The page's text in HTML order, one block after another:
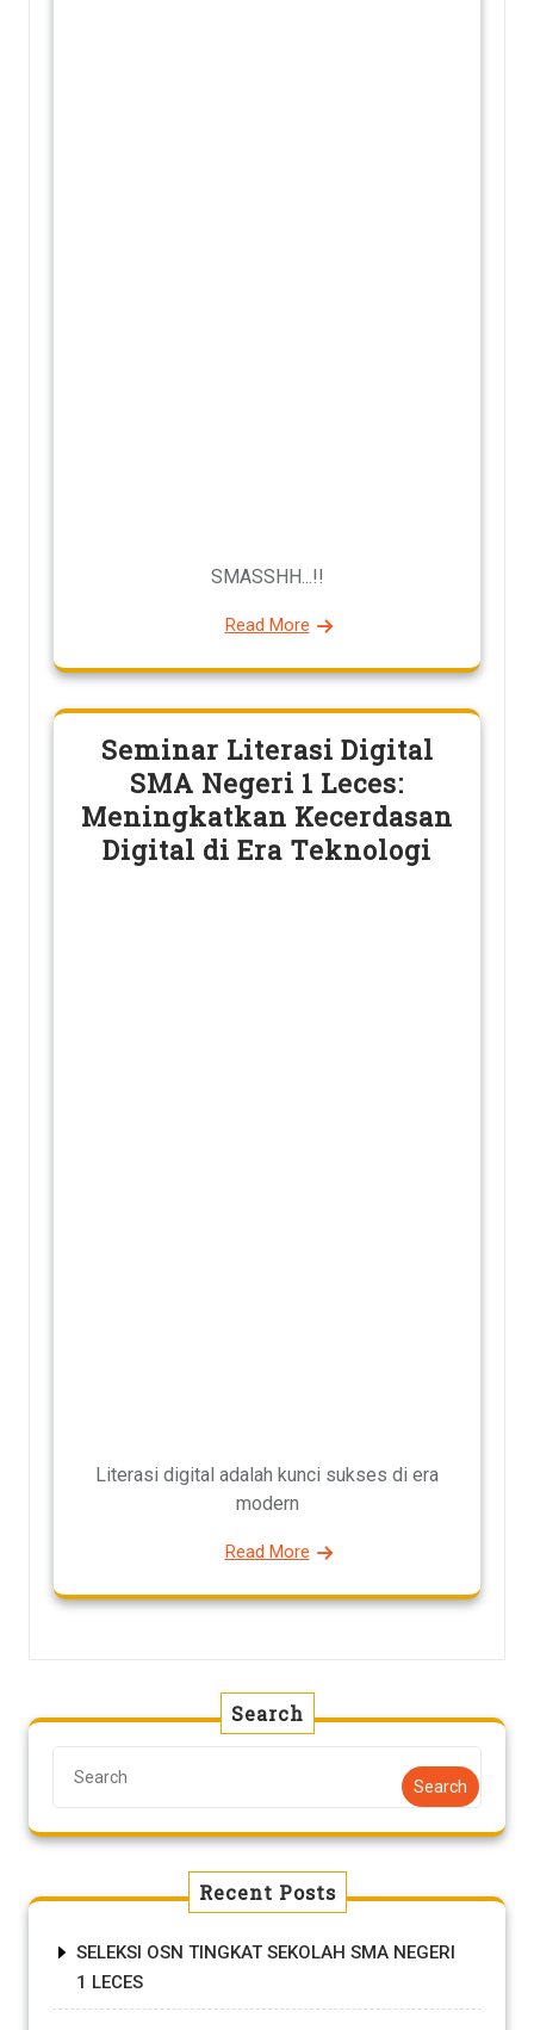
SMASSHH...!!
Read More
Seminar Literasi Digital
SMA Negeri 1 Leces:
Meningkatkan Kecerdasan
Digital di Era Teknologi
Literasi digital adalah kunci sukses di era
modern
Read More
Search
Search
Recent Posts
SELEKSI OSN TINGKAT SEKOLAH SMA NEGERI
1 LECES